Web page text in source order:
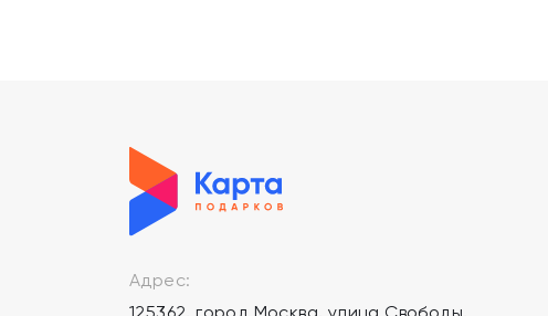
Адрес: